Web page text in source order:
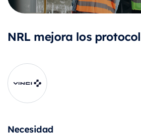
NRL mejora los
Necesidad